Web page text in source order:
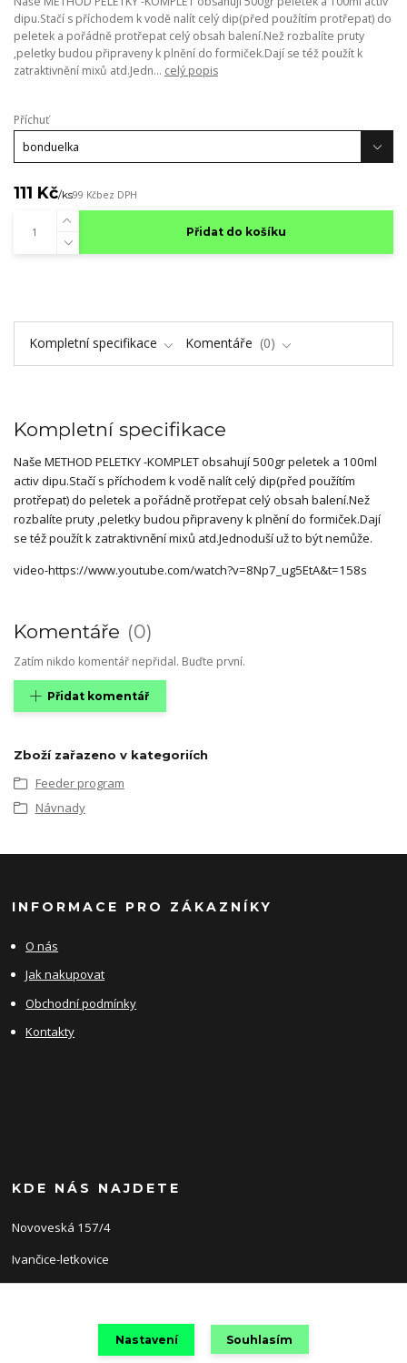
dipu.Stačí s příchodem k vodě nalít celý dip(před použítím protřepat) do
peletek a pořádně protřepat celý obsah balení.Než rozbalíte pruty
,peletky budou připraveny k plnění do formiček.Dají se též použít k
zatraktivnění mixů atd.Jedn... celý popis
Příchuť
111 Kč/ks99 Kčbez DPH
Přidat do košíku
Kompletní specifikace Komentáře 0
Kompletní specifikace
Naše METHOD PELETKY -KOMPLET obsahují 500gr peletek a 100ml
activ dipu.Stačí s příchodem k vodě nalít celý dip(před použítím
protřepat) do peletek a pořádně protřepat celý obsah balení.Než
rozbalíte pruty ,peletky budou připraveny k plnění do formiček.Dají
se též použít k zatraktivnění mixů atd.Jednoduší už to být nemůže.
video-https://www.youtube.com/watch?v=8Np7_ug5EtA&t=158s
Komentáře 0
Zatím nikdo komentář nepřidal. Buďte první.
Přidat komentář
Zboží zařazeno v kategoriích
Feeder program
Návnady
INFORMACE PRO ZÁKAZNÍKY
O nás
Jak nakupovat
Obchodní podmínky
Kontakty
KDE NÁS NAJDETE
Novoveská 157/4
Ivančice-letkovice
Nastavení Souhlasím